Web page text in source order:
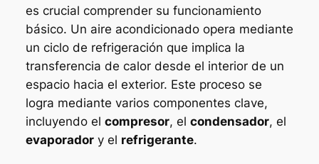
es crucial comprender su funcionamiento
básico. Un aire acondicionado opera mediante
un ciclo de refrigeración que implica la
transferencia de calor desde el interior de un
espacio hacia el exterior. Este proceso se
logra mediante varios componentes clave,
incluyendo el compresor, el condensador, el
evaporadory el refrigerante.